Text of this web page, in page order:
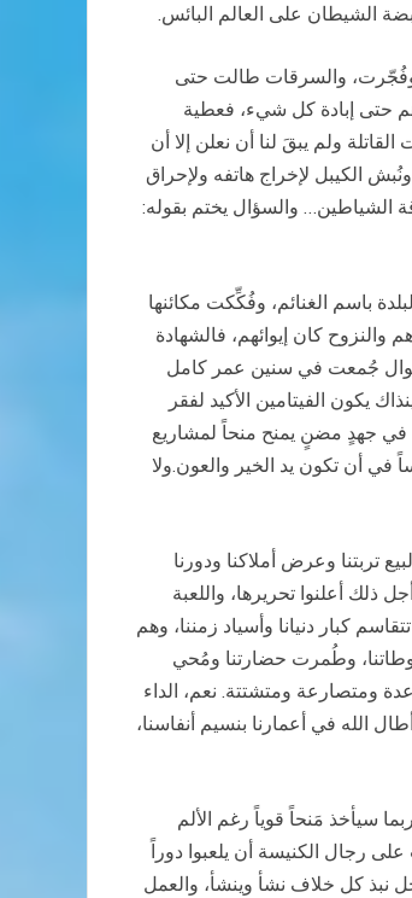
الشيطان على العالم البائس.
وفُجّرت، والسرقات طالت حتى
حتى إبادة كل شيء، فعطية
ولم يبقَ لنا أن نعلن إلا أن
الكيبل لإخراج هاتفه ولإحراق
الشياطين… والسؤال يختم بقوله:
باسم الغنائم، وفُكِّكت مكائنها
كان إيوائهم، فالشهادة
أموال جُمعت في سنين عمر كامل
يكون الفيتامين الأكيد لفقر
في جهدٍ مضنٍ يمنح منحاً لمشاريع
في أن تكون يد الخير والعون.ولا
وعرض أملاكنا ودورنا
ذلك أعلنوا تحريرها، واللعبة
كبار دنيانا وأسياد زمننا، وهم
وطُمرت حضارتنا ومُحي
ومتصارعة ومتشتتة. نعم، الداء
الله في أعمارنا بنسيم أنفاسنا،
سيأخذ مَنحاً قوياً رغم الألم
رجال الكنيسة أن يلعبوا دوراً
نبذ كل خلاف نشأ وينشأ، والعمل